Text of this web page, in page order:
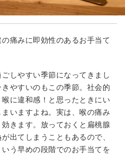
痛みに即効性のあるお手当て
しやすい季節になってきまし
やすいのもこの季節。社会的
に違和感！と思ったときにい
いますよね。実は、喉の痛み
きます。放っておくと扁桃腺
出てしまうこともあるので、
う早めの段階でのお手当てを